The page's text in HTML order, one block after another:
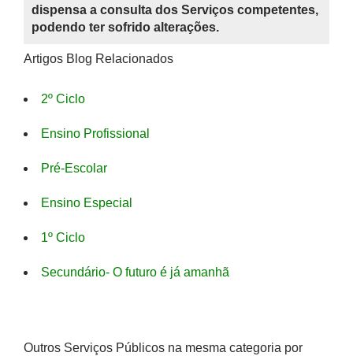
dispensa a consulta dos Serviços competentes,
podendo ter sofrido alterações.
Artigos Blog Relacionados
2º Ciclo
Ensino Profissional
Pré-Escolar
Ensino Especial
1º Ciclo
Secundário- O futuro é já amanhã
Outros Serviços Públicos na mesma categoria por